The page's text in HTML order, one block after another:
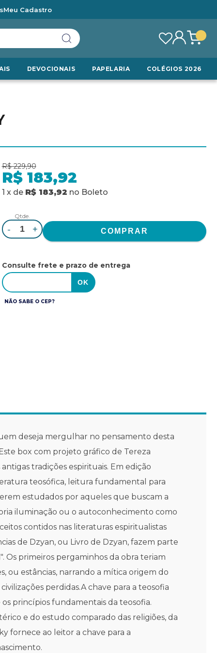
Meu Cadastro
DEVOCIONAIS PAPELARIA COLÉGIOS 2026
R$ 229,90
R$ 183,92
1 x de R$ 183,92 no Boleto
Qtde.
- +
Consulte frete e prazo de entrega
NÃO SABE O CEP?
deseja mergulhar no pensamento desta
box com projeto gráfico de Tereza
tradições espirituais. Em edição
teosófica, leitura fundamental para
estudados por aqueles que buscam a
iluminação ou o autoconhecimento como
contidos nas literaturas espiritualistas
de Dzyan, ou Livro de Dzyan, fazem parte
Os primeiros pergaminhos da obra teriam
ou estâncias, narrando a mítica origem do
perdidas.A chave para a teosofia
princípios fundamentais da teosofia.
e do estudo comparado das religiões, da
fornece ao leitor a chave para a